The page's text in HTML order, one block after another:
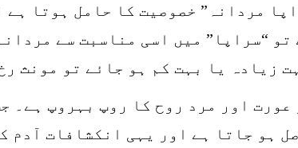
مردانہ” خصوصیت کا حامل ہوتا
“سراپا” میں اسی مناسبت سے
زیادہ یا بہت کم ہو جائے تو مونث
اور مرد روح کا روپ بہروپ ہے۔
ہو جاتا ہے اور یہی انکشافات آدم